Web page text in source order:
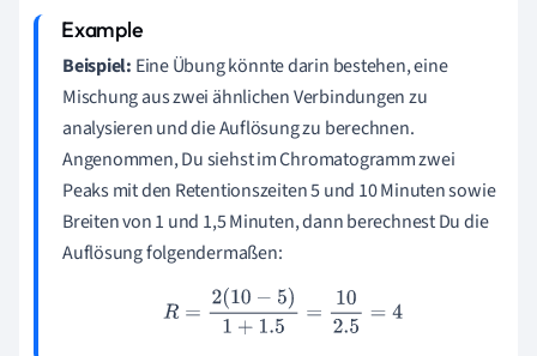
Beispiel: Eine Übung könnte darin bestehen, eine
Mischung aus zwei ähnlichen Verbindungen zu
analysieren und die Auflösung zu berechnen.
Angenommen, Du siehst im Chromatogramm zwei
Peaks mit den Retentionszeiten 5 und 10 Minuten sowie
Breiten von 1 und 1,5 Minuten, dann berechnest Du die
Auflösung folgendermaßen:
R= 2(10− 5)1 +1.5=10 2.5 4